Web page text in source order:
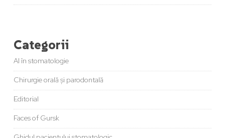
Categorii
AI în stomatologie
Chirurgie orală și parodontală
Editorial
Faces of Gursk